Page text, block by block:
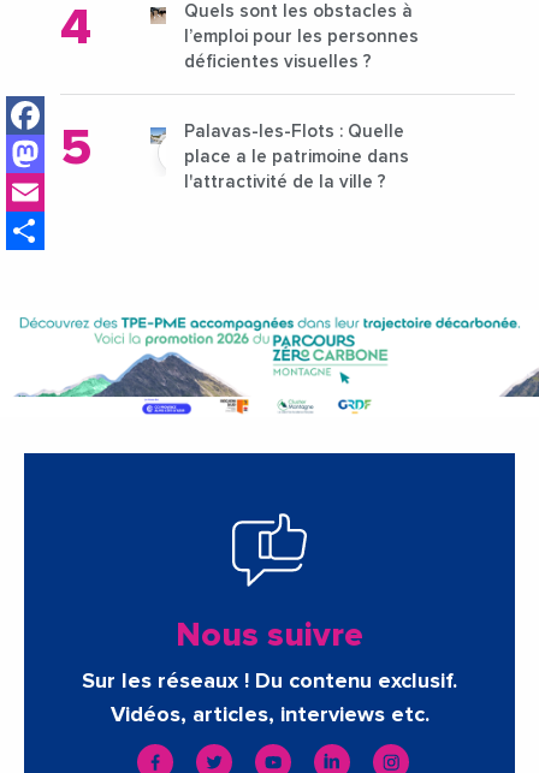
Facebook
Mastodon
Quels sont les obstacles à
l’emploi pour les personnes
déficientes visuelles ?
Palavas-les-Flots : Quelle
place a le patrimoine dans
l'attractivité de la ville ?
Nous suivre
Sur les réseaux ! Du contenu exclusif.
Vidéos, articles, interviews etc.